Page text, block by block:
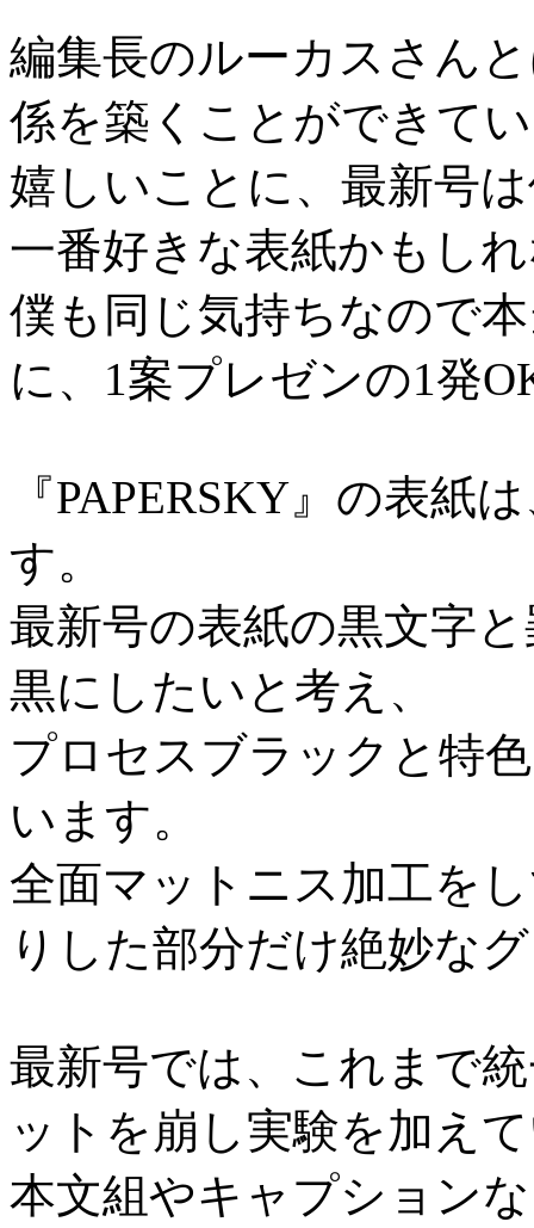
編集長のルーカスさん
係を築くことができて
嬉しいことに、最新号
一番好きな表紙かもし
僕も同じ気持ちなので
に、1案プレゼンの1発
『PAPERSKY』の表紙
す。
最新号の表紙の黒文字
黒にしたいと考え、
プロセスブラックと特
います。
全面マットニス加工を
りした部分だけ絶妙な
最新号では、これまで
ットを崩し実験を加え
本文組やキャプション